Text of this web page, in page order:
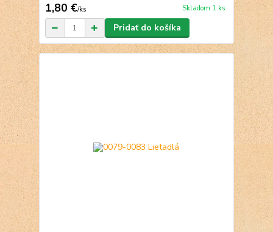
1,80 €/ks Skladom 1 ks
Pridať do košíka